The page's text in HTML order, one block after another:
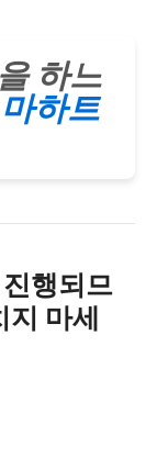
하느
마하트
행되므
지 마세